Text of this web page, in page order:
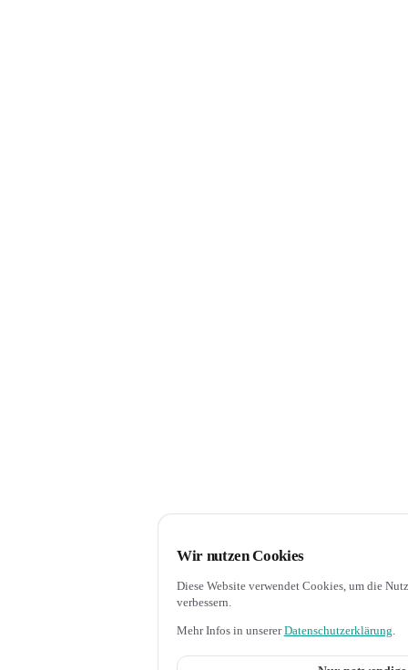
Wir nutzen Cookies
Diese Website verwendet Cookies, um die
verbessern.
Mehr Infos in unsererDatenschutzerklärung.